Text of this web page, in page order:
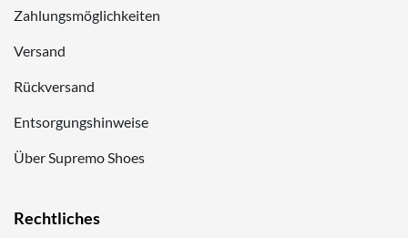
Zahlungsmöglichkeiten
Versand
Rückversand
Entsorgungshinweise
Über Supremo Shoes
Rechtliches